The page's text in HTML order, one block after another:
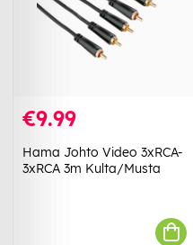
€9.99
Hama Johto Video 3xRCA-
3xRCA 3m Kulta/Musta